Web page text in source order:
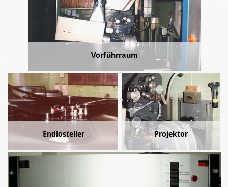
Vorführraum
Endlosteller Projektor